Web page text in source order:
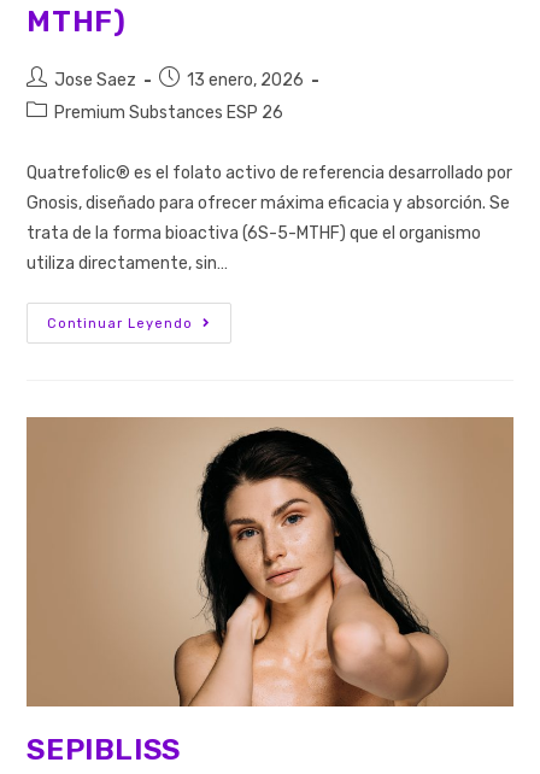
MTHF)
Jose Saez
13 enero, 2026
Premium Substances ESP 26
Quatrefolic® es el folato activo de referencia desarrollado por
Gnosis, diseñado para ofrecer máxima eficacia y absorción. Se
trata de la forma bioactiva (6S-5-MTHF) que el organismo
utiliza directamente, sin…
Continuar Leyendo
SEPIBLISS